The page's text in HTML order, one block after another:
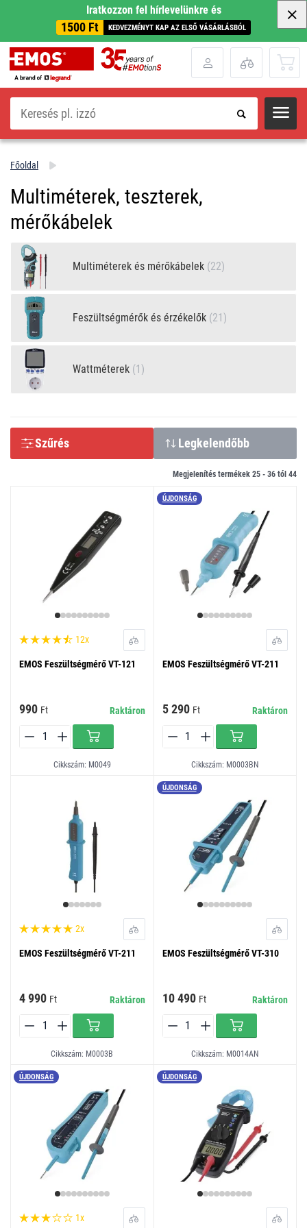
Iratkozzon fel hírlevelünkre és
1500 Ft KEDVEZMÉNYT KAP AZ ELSŐ VÁSÁRLÁSBÓL
Keresés
Főoldal
Multiméterek, teszterek,
mérőkábelek
Multiméterek és mérőkábelek (22)
Feszültségmérők és érzékelők (21)
Wattméterek (1)
Szűrés Legkelendőbb
Megjelenítés termékek 25 - 36 tól 44
12x
EMOS Feszültségmérő VT-121
990 Ft Raktáron
Cikkszám: M0049
ÚJDONSÁG
EMOS Feszültségmérő VT-211
5 290 Ft Raktáron
Cikkszám: M0003BN
2x
EMOS Feszültségmérő VT-211
4 990 Ft Raktáron
Cikkszám: M0003B
ÚJDONSÁG
EMOS Feszültségmérő VT-310
10 490 Ft Raktáron
Cikkszám: M0014AN
ÚJDONSÁG
1x
ÚJDONSÁG